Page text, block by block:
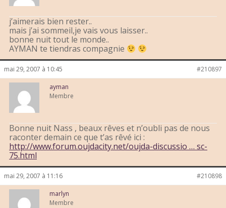
j’aimerais bien rester..
mais j’ai sommeil,je vais vous laisser..
bonne nuit tout le monde..
AYMAN te tiendras compagnie
mai 29, 2007 à 10:45 #210897
ayman
Membre
Bonne nuit Nass , beaux rêves et n’oubli pas de nous
raconter demain ce que t’as rêvé ici :
http://www.forum.oujdacity.net/oujda-discussio … sc-
75.html
mai 29, 2007 à 11:16 #210898
marlyn
Membre